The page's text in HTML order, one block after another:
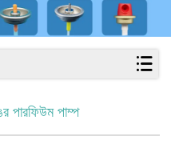
পারফিউম পাম্প